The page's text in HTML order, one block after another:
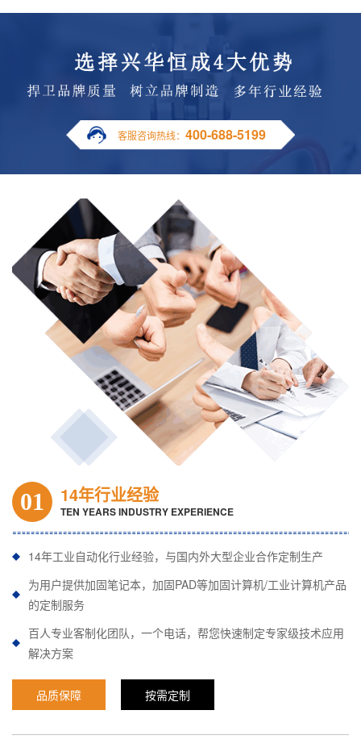
客服咨询热线： 400-688-5199
01 14年行业经验
TEN YEARS INDUSTRY EXPERIENCE
14年工业自动化行业经验，与国内外大型企业合作定制生产
为用户提供加固笔记本，加固PAD等加固计算机/工业计算机产品
的定制服务
百人专业客制化团队，一个电话，帮您快速制定专家级技术应用
解决方案
品质保障 按需定制